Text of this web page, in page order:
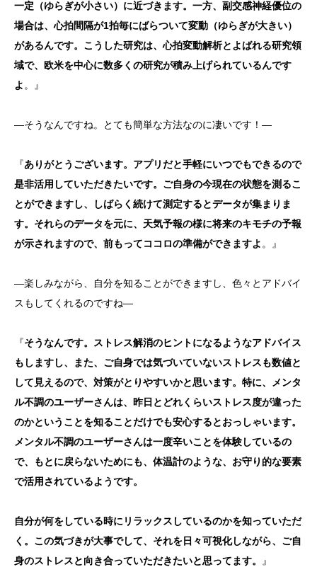
一定（ゆらぎが小さい）に近づきます。一方、副交感神経優位の
場合は、心拍間隔が1拍毎にばらついて変動（ゆらぎが大きい）
があるんです。こうした研究は、心拍変動解析とよばれる研究領
域で、欧米を中心に数多くの研究が積み上げられているんです
よ 。』
―そうなんですね。とても簡単な方法なのに凄いです！―
『ありがとうございます。アプリだと手軽にいつでもできるので
是非活用していただきたいです。ご自身の今現在の状態を測るこ
とができますし、しばらく続けて測定するとデータが集まりま
す。それらのデータを元に、天気予報の様に将来のキモチの予報
が示されますので、前もってココロの準備ができますよ 。』
―楽しみながら、自分を知ることができますし、色々とアドバイ
スもしてくれるのですね―
『そうなんです。ストレス解消のヒントになるようなアドバイス
もしますし、また、ご自身では気づいていないストレスも数値と
して見えるので、対策がとりやすいかと思います。特に、メンタ
ル不調のユーザーさんは、昨日とどれくらいストレス度が違った
のかということを知ることだけでも安心するとおっしゃいます。
メンタル不調のユーザーさんは一度辛いことを体験しているの
で、もとに戻らないためにも、体温計のような、お守り的な要素
で活用されているようです。
自分が何をしている時にリラックスしているのかを知っていただ
く。この気づきが大事でして、それを日々可視化しながら、ご自
身のストレスと向き合っていただきたいと思ってます。
』